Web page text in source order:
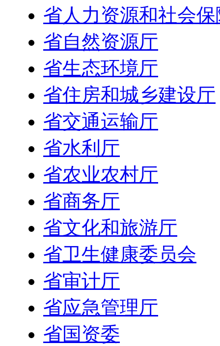
省人力资源和社会
省自然资源厅
省生态环境厅
省住房和城乡建设厅
省交通运输厅
省水利厅
省农业农村厅
省商务厅
省文化和旅游厅
省卫生健康委员会
省审计厅
省应急管理厅
省国资委